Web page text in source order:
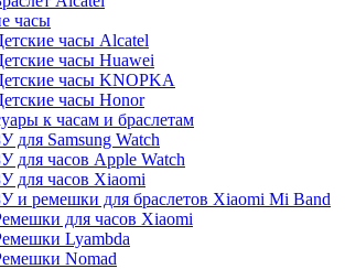
часы
часы Alcatel
часы Huawei
часы KNOPKA
часы Honor
к часам и браслетам
для Samsung Watch
для часов Apple Watch
для часов Xiaomi
и ремешки для браслетов Xiaomi Mi Band
для часов Xiaomi
Lyambda
Nomad